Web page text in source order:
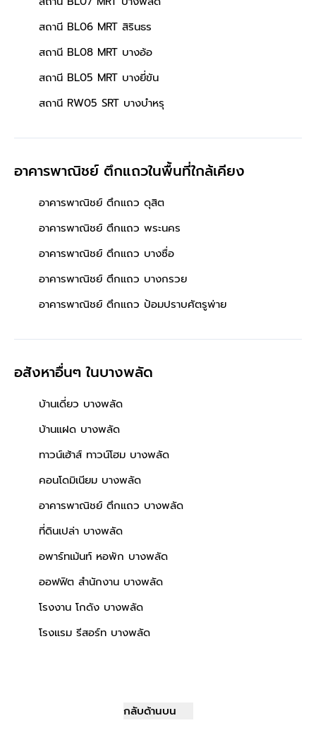
สถานี BL06 MRT สิรินธร
สถานี BL08 MRT บางอ้อ
สถานี BL05 MRT บางยี่ขัน
สถานี RW05 SRT บางบำหรุ
อาคารพาณิชย์ ตึกแถวในพื้นที่ใกล้เคียง
อาคารพาณิชย์ ตึกแถว ดุสิต
อาคารพาณิชย์ ตึกแถว พระนคร
อาคารพาณิชย์ ตึกแถว บางซื่อ
อาคารพาณิชย์ ตึกแถว บางกรวย
อาคารพาณิชย์ ตึกแถว ป้อมปราบศัตรูพ่าย
อสังหาอื่นๆในบางพลัด
บ้านเดี่ยว บางพลัด
บ้านแฝด บางพลัด
ทาวน์เฮ้าส์ ทาวน์โฮม บางพลัด
คอนโดมิเนียม บางพลัด
อาคารพาณิชย์ ตึกแถว บางพลัด
ที่ดินเปล่า บางพลัด
อพาร์ทเม้นท์ หอพัก บางพลัด
ออฟฟิต สำนักงาน บางพลัด
โรงงาน โกดัง บางพลัด
โรงแรม รีสอร์ท บางพลัด
กลับด้านบน